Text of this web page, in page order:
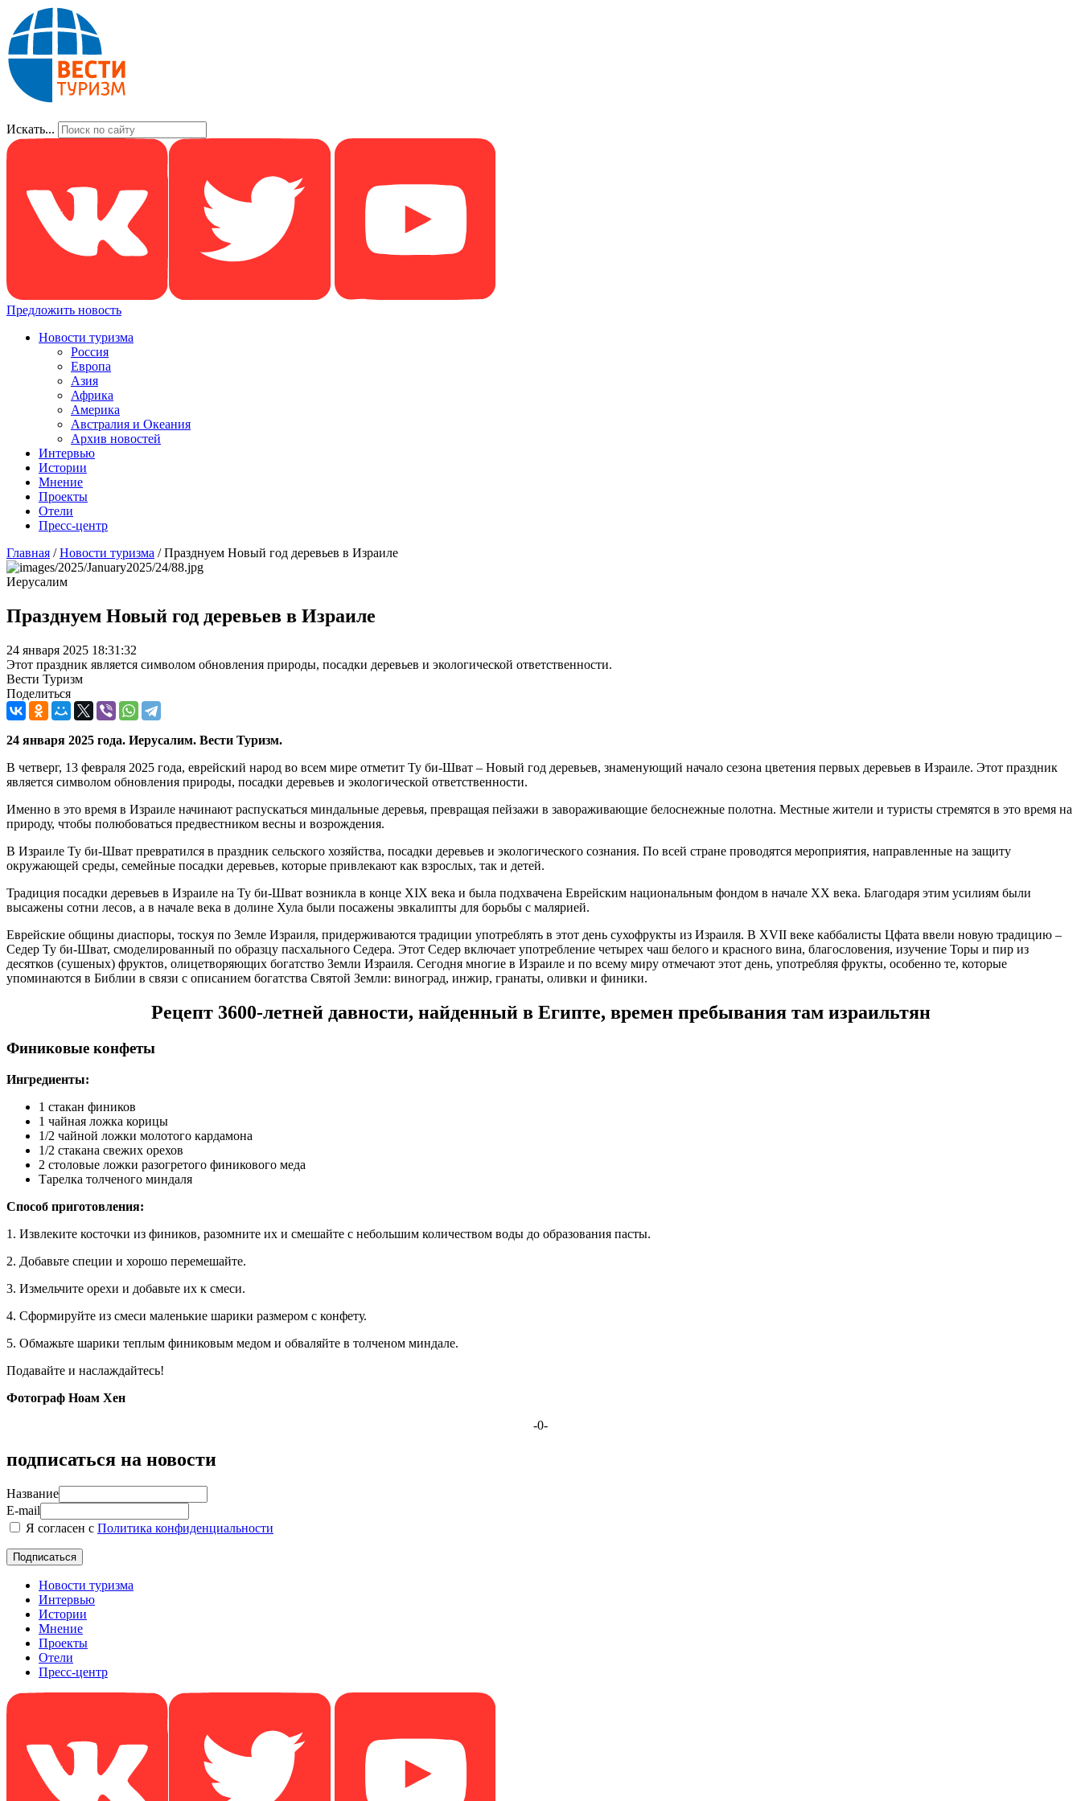
Искать...
Предложить новость
Новости туризма
Россия
Европа
Азия
Африка
Америка
Австралия и Океания
Архив новостей
Интервью
Истории
Мнение
Проекты
Отели
Пресс-центр
Главная /Новости туризма /Празднуем Новый год деревьев в Израиле
Иерусалим
Празднуем Новый год деревьев в Израиле
24 января 2025 18:31:32
Этот праздник является символом обновления природы, посадки деревьев и экологической ответственности.
Вести Туризм
Поделиться
24 января 2025 года. Иерусалим. Вести Туризм.
В четверг, 13 февраля 2025 года, еврейский народ во всем мире отметит Ту би-Шват – Новый год деревьев, знаменующий начало сезона цветения первых деревьев в Израиле. Этот праздник
является символом обновления природы, посадки деревьев и экологической ответственности.
Именно в это время в Израиле начинают распускаться миндальные деревья, превращая пейзажи в завораживающие белоснежные полотна. Местные жители и туристы стремятся в это время на
природу, чтобы полюбоваться предвестником весны и возрождения.
В Израиле Ту би-Шват превратился в праздник сельского хозяйства, посадки деревьев и экологического сознания. По всей стране проводятся мероприятия, направленные на защиту
окружающей среды, семейные посадки деревьев, которые привлекают как взрослых, так и детей.
Традиция посадки деревьев в Израиле на Ту би-Шват возникла в конце XIX века и была подхвачена Еврейским национальным фондом в начале XX века. Благодаря этим усилиям были
высажены сотни лесов, а в начале века в долине Хула были посажены эвкалипты для борьбы с малярией.
Еврейские общины диаспоры, тоскуя по Земле Израиля, придерживаются традиции употреблять в этот день сухофрукты из Израиля. В XVII веке каббалисты Цфата ввели новую традицию –
Седер Ту би-Шват, смоделированный по образцу пасхального Седера. Этот Седер включает употребление четырех чаш белого и красного вина, благословения, изучение Торы и пир из
десятков (сушеных) фруктов, олицетворяющих богатство Земли Израиля. Сегодня многие в Израиле и по всему миру отмечают этот день, употребляя фрукты, особенно те, которые
упоминаются в Библии в связи с описанием богатства Святой Земли: виноград, инжир, гранаты, оливки и финики.
Рецепт 3600-летней давности, найденный в Египте, времен пребывания там израильтян
Финиковые конфеты
Ингредиенты:
1 стакан фиников
1 чайная ложка корицы
1/2 чайной ложки молотого кардамона
1/2 стакана свежих орехов
2 столовые ложки разогретого финикового меда
Тарелка толченого миндаля
Способ приготовления:
1. Извлеките косточки из фиников, разомните их и смешайте с небольшим количеством воды до образования пасты.
2. Добавьте специи и хорошо перемешайте.
3. Измельчите орехи и добавьте их к смеси.
4. Сформируйте из смеси маленькие шарики размером с конфету.
5. Обмажьте шарики теплым финиковым медом и обваляйте в толченом миндале.
Подавайте и наслаждайтесь!
Фотограф Ноам Хен
-0-
подписаться на новости
Название
E-mail
Я согласен с Политика конфиденциальности
Новости туризма
Интервью
Истории
Мнение
Проекты
Отели
Пресс-центр